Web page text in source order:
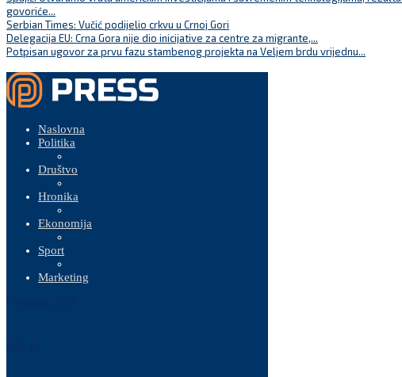
govoriće...
Serbian Times: Vučić podijelio crkvu u Crnoj Gori
Delegacija EU: Crna Gora nije dio inicijative za centre za migrante,...
Potpisan ugovor za prvu fazu stambenog projekta na Veljem brdu vrijednu...
Naslovna
Politika
Društvo
Hronika
Ekonomija
Sport
Marketing